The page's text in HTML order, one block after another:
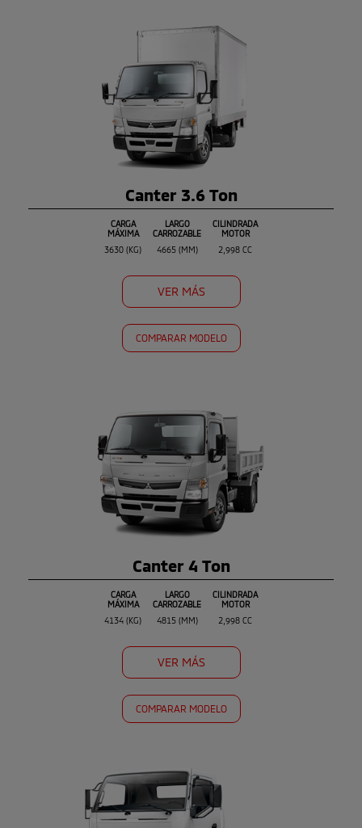
Canter 3.6 Ton
CARGA
MÁXIMA
3630 (KG)
LARGO
CARROZABLE
4665 (MM)
CILINDRADA
MOTOR
2,998 CC
VER MÁS
COMPARAR MODELO
Canter 4 Ton
CARGA
MÁXIMA
4134 (KG)
LARGO
CARROZABLE
4815 (MM)
CILINDRADA
MOTOR
2,998 CC
VER MÁS
COMPARAR MODELO